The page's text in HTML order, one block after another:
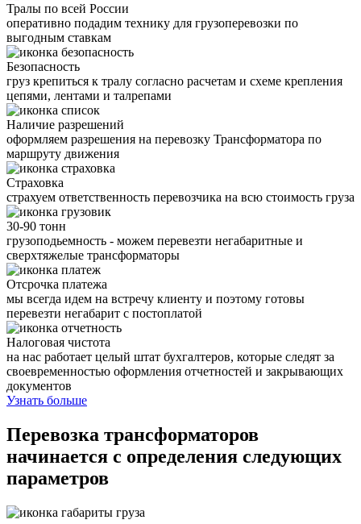
Тралы по всей России
оперативно подадим технику для грузоперевозки по
выгодным ставкам
Безопасность
груз крепиться к тралу согласно расчетам и схеме крепления
цепями, лентами и талрепами
Наличие разрешений
оформляем разрешения на перевозку Трансформатора по
маршруту движения
Страховка
страхуем ответственность перевозчика на всю стоимость груза
30-90 тонн
грузоподьемность - можем перевезти негабаритные и
сверхтяжелые трансформаторы
Отсрочка платежа
мы всегда идем на встречу клиенту и поэтому готовы
перевезти негабарит с постоплатой
Налоговая чистота
на нас работает целый штат бухгалтеров, которые следят за
своевременностью оформления отчетностей и закрывающих
документов
Узнать больше
Перевозка трансформаторов
начинается с определения следующих
параметров